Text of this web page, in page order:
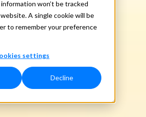
won’t be tracked
A single cookie will be
to remember your preference
settings
Decline